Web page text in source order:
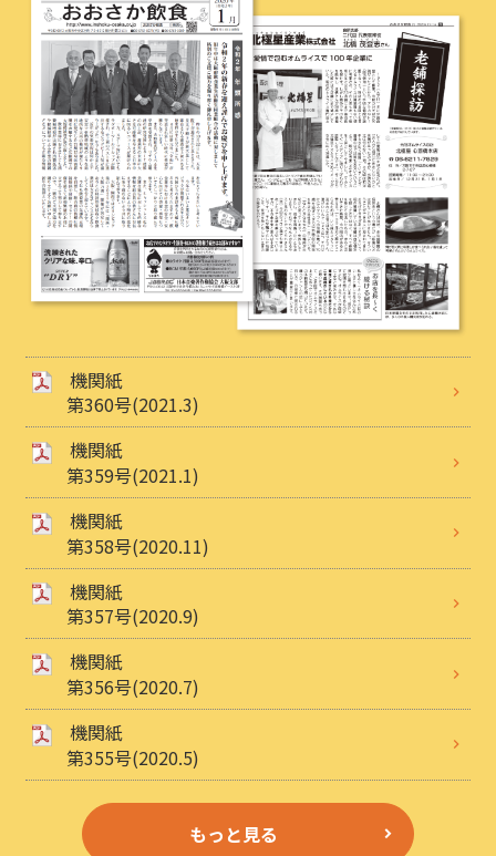
機関紙
第360号(2021.3)
機関紙
第359号(2021.1)
機関紙
第358号(2020.11)
機関紙
第357号(2020.9)
機関紙
第356号(2020.7)
機関紙
第355号(2020.5)
もっと見る